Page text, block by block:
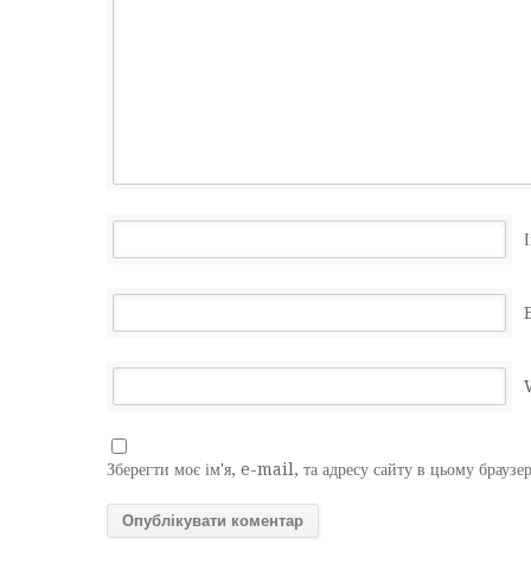
Зберегти моє ім'я, e-mail, та адресу сайту в цьому